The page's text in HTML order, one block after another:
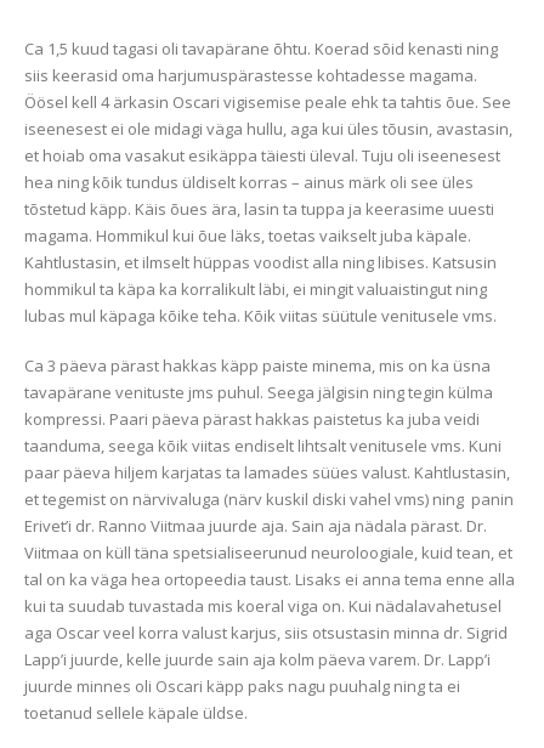
Ca 1,5 kuud tagasi oli tavapärane õhtu. Koerad sõid kenasti ning
siis keerasid oma harjumuspärastesse kohtadesse magama.
Öösel kell 4 ärkasin Oscari vigisemise peale ehk ta tahtis õue. See
iseenesest ei ole midagi väga hullu, aga kui üles tõusin, avastasin,
et hoiab oma vasakut esikäppa täiesti üleval. Tuju oli iseenesest
hea ning kõik tundus üldiselt korras – ainus märk oli see üles
tõstetud käpp. Käis õues ära, lasin ta tuppa ja keerasime uuesti
magama. Hommikul kui õue läks, toetas vaikselt juba käpale.
Kahtlustasin, et ilmselt hüppas voodist alla ning libises. Katsusin
hommikul ta käpa ka korralikult läbi, ei mingit valuaistingut ning
lubas mul käpaga kõike teha. Kõik viitas süütule venitusele vms.
Ca 3 päeva pärast hakkas käpp paiste minema, mis on ka üsna
tavapärane venituste jms puhul. Seega jälgisin ning tegin külma
kompressi. Paari päeva pärast hakkas paistetus ka juba veidi
taanduma, seega kõik viitas endiselt lihtsalt venitusele vms. Kuni
paar päeva hiljem karjatas ta lamades süües valust. Kahtlustasin,
et tegemist on närvivaluga (närv kuskil diski vahel vms) ning panin
Erivet’i dr. Ranno Viitmaa juurde aja. Sain aja nädala pärast. Dr.
Viitmaa on küll täna spetsialiseerunud neuroloogiale, kuid tean, et
tal on ka väga hea ortopeedia taust. Lisaks ei anna tema enne alla
kui ta suudab tuvastada mis koeral viga on. Kui nädalavahetusel
aga Oscar veel korra valust karjus, siis otsustasin minna dr. Sigrid
Lapp’i juurde, kelle juurde sain aja kolm päeva varem. Dr. Lapp’i
juurde minnes oli Oscari käpp paks nagu puuhalg ning ta ei
toetanud sellele käpale üldse.